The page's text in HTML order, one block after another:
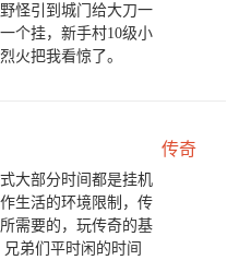
怪引到城门给大刀一
个挂，新手村10级小
火把我看惊了。
传奇
大部分时间都是挂机
生活的环境限制，传
需要的，玩传奇的基
弟们平时闲的时间